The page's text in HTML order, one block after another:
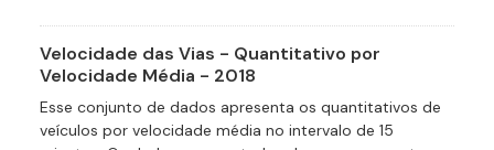
Velocidade das Vias - Quantitativo por
Velocidade Média - 2018
Esse conjunto de dados apresenta os quantitativos de
veículos por velocidade média no intervalo de 15